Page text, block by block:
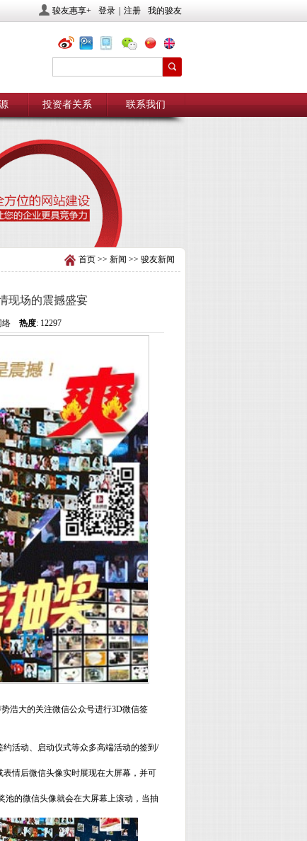
骏友惠享+ 登录 注册 我的骏友
投资者关系 联系我们
首页>> 新闻 >> 骏友新闻
现场的震撼盛宴
络 热度: 12297
浩大的关注微信公众号进行3D微信签
活动、启动仪式等众多高端活动的签到 /
情后微信头像实时展现在大屏幕，并可
池的微信头像就会在大屏幕上滚动，当抽